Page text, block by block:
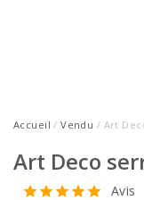
Accueil /Vendu / Art
Art Deco
Avis